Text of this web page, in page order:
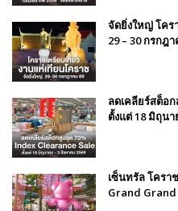
จัดยิ่งใหญ่ โคร
29 – 30 กรกฎ
ลดเคลียร์สต็อ
ตั้งแต่ 18 มิถุน
เซ็นทรัล โครา
Grand Grand